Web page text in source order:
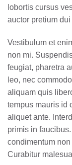
lobortis cursus
auctor pretium
Vestibulum et
non mi.
feugiat, pharetra
leo, nec
aliquam quis
tempus mauris id
aliquet ante.
primis in
condimentum
Curabitur